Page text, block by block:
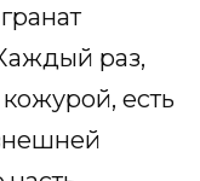
раз,
есть